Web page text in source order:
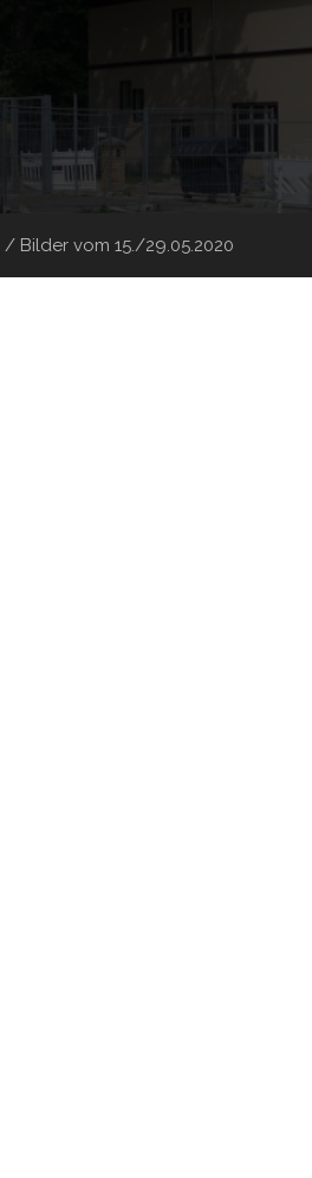
/ Bilder vom 15./29.05.2020